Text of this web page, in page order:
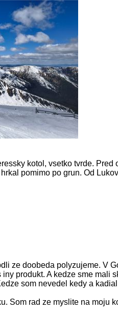
kotol, vsetko tvrde.
pomimo po grun. Od
ze doobeda polyzujeme. V
produkt. A kedze sme
som nevedel kedy a
Som rad ze myslite na moju